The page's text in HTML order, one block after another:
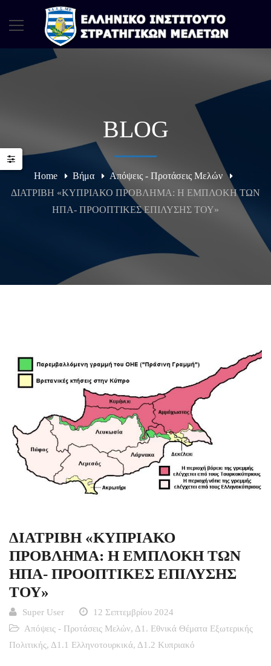
BLOG
Home Βήμα
Απόψεις - Προτάσεις Μελών
ΔΙΑΤΡΙΒΗ «ΚΥΠΡΙΑΚΟ ΠΡΟΒΛΗΜΑ: Η ΕΜΠΛΟΚΗ ΤΩΝ
ΗΠΑ- ΠΡΟΟΠΤΙΚΕΣ ΕΠΙΛΥΣΗΣ ΤΟΥ»
ΔΙΑΤΡΙΒΗ «ΚΥΠΡΙΑΚΟ
ΠΡΟΒΛΗΜΑ: Η ΕΜΠΛΟΚΗ ΤΩΝ
ΗΠΑ- ΠΡΟΟΠΤΙΚΕΣ ΕΠΙΛΥΣΗΣ
ΤΟΥ»
Super User
12 Σεπτεμβρίου 2024
Απόψεις - Προτάσεις Μελών, Δ1. Εθνικά Θέματα Εξωτερικής
Πολιτικής, Δ1.1 Ελληνοτουρκικά, Δ1.2 Κυπριακό